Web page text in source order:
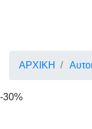
ΑΡΧΙΚΗ
-30%